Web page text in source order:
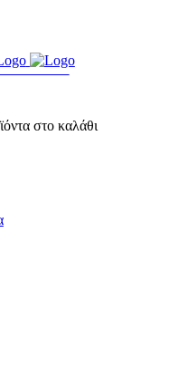
MAPS
στο καλάθι